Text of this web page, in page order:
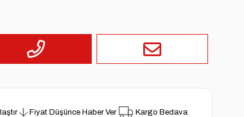
Fiyat Düşünce Haber Ver
Kargo Bedava